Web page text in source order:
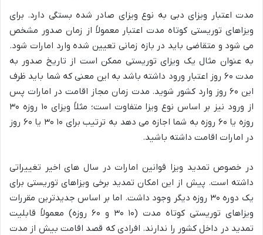
مدت اعتبار ویزای دبی به نوع ویزای صادر شده بستگی دارد. برای
ویزاهای توریستی کوتاه مدت اعتبار معمولاً از زمان صدور مشخص
می شود و متقاضی باید در بازه زمانی تعیین شده وارد امارات شود.
به عنوان مثال یک ویزای توریستی ممکن است از تاریخ صدور به
مدت ۶۰ روز اعتبار ورود داشته باشد به این معنی که شما باید ظرف
این ۶۰ روز وارد کشور شوید. مدت زمان مجاز اقامت در امارات پس
از ورود نیز بر اساس نوع ویزا متفاوت است؛ مثلاً ویزای ۱۰ روزه ۳۰
روزه یا ۶۰ روزه به شما اجازه می دهد به ترتیب برای ۱۰ ۳۰ یا ۶۰ روز
در امارات اقامت داشته باشید.
در خصوص تمدید ویزا قوانین امارات در سال های اخیر تغییراتی
داشته است. پیش از این امکان تمدید برخی ویزاهای توریستی برای
یک دوره ۳۰ روزه دیگر وجود داشت. اما بر اساس جدیدترین مقررات
ویزاهای توریستی کوتاه مدت (۱۰ ۳۰ و ۶۰ روزه) معمولاً قابلیت
تمدید در داخل کشور را ندارند. افرادی که قصد اقامت بیش از مدت